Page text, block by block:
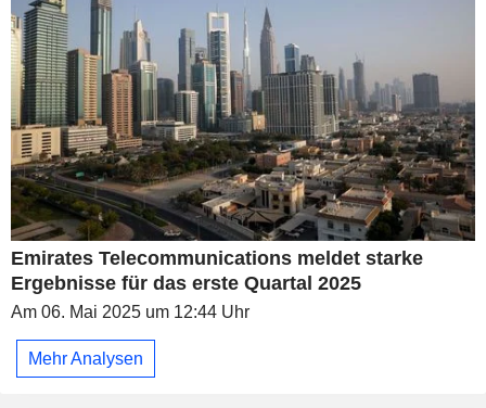
Emirates Telecommunications meldet starke
Ergebnisse für das erste Quartal 2025
Am 06. Mai 2025 um 12:44 Uhr
Mehr Analysen